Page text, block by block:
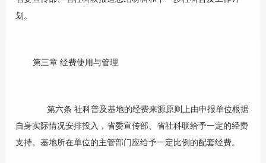
划。
第三章 经费使用与管理
第六条 社科普及基地的经费来源原则上由申报单位根据
自身实际情况安排投入，省委宣传部、省社科联给予一定的经费
支持。基地所在单位的主管部门应给予一定比例的配套经费。